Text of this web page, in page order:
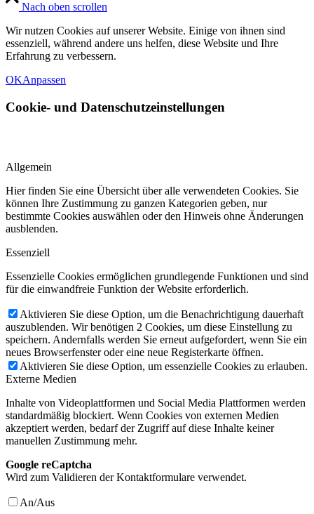
Nach oben scrollen
Wir nutzen Cookies auf unserer Website. Einige von ihnen sind
essenziell, während andere uns helfen, diese Website und Ihre
Erfahrung zu verbessern.
OKAnpassen
Cookie- und Datenschutzeinstellungen
Allgemein
Hier finden Sie eine Übersicht über alle verwendeten Cookies. Sie
können Ihre Zustimmung zu ganzen Kategorien geben, nur
bestimmte Cookies auswählen oder den Hinweis ohne Änderungen
ausblenden.
Essenziell
Essenzielle Cookies ermöglichen grundlegende Funktionen und sind
für die einwandfreie Funktion der Website erforderlich.
Aktivieren Sie diese Option, um die Benachrichtigung dauerhaft
auszublenden. Wir benötigen 2 Cookies, um diese Einstellung zu
speichern. Andernfalls werden Sie erneut aufgefordert, wenn Sie ein
neues Browserfenster oder eine neue Registerkarte öffnen.
Aktivieren Sie diese Option, um essenzielle Cookies zu erlauben.
Externe Medien
Inhalte von Videoplattformen und Social Media Plattformen werden
standardmäßig blockiert. Wenn Cookies von externen Medien
akzeptiert werden, bedarf der Zugriff auf diese Inhalte keiner
manuellen Zustimmung mehr.
Google reCaptcha
Wird zum Validieren der Kontaktformulare verwendet.
An/Aus